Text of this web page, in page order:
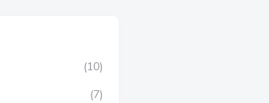
(10)
(7)